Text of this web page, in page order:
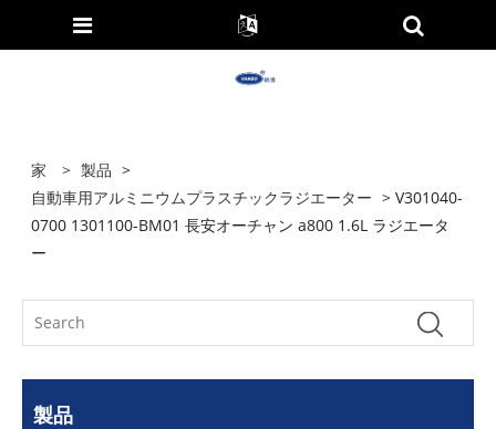
家 > 製品 >
自動車用アルミニウムプラスチックラジエーター > V301040-
0700 1301100-BM01 長安オーチャン a800 1.6L ラジエータ
ー
製品